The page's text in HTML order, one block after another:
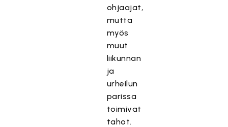
ohjaajat,
mutta
myös
muut
liikunnan
ja
urheilun
parissa
toimivat
tahot.